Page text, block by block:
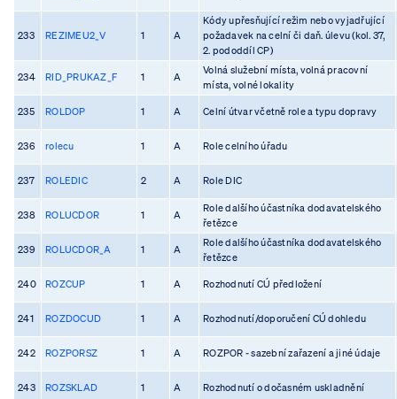
233 REZIMEU2_V 1 A
Kódy upřesňující režim nebo vyjadřující
požadavek na celní či daň. úlevu (kol. 37,
2. pododdíl CP)
234 RID_PRUKAZ_F 1 A
Volná služební místa, volná pracovní
místa, volné lokality
235 ROLDOP 1 A Celní útvar včetně role a typu dopravy
236 rolecu 1 A Role celního úřadu
237 ROLEDIC 2 A Role DIC
238 ROLUCDOR 1 A
Role dalšího účastníka dodavatelského
řetězce
239 ROLUCDOR_A 1 A
Role dalšího účastníka dodavatelského
řetězce
240 ROZCUP 1 A Rozhodnutí CÚ předložení
241 ROZDOCUD 1 A Rozhodnutí/doporučení CÚ dohledu
242 ROZPORSZ 1 A ROZPOR - sazební zařazení a jiné údaje
243 ROZSKLAD 1 A Rozhodnutí o dočasném uskladnění